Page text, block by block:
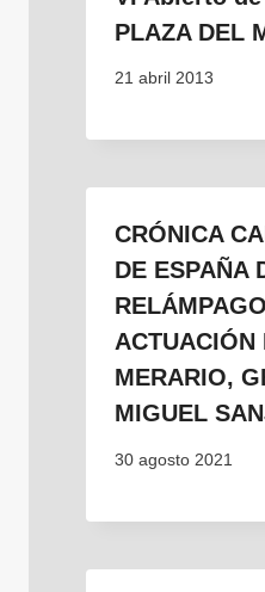
PLAZA DEL
21 abril 2013
CRÓNICA
DE ESPAÑA
ACTUACIÓN
MERARIO,
MIGUEL
30 agosto 2021